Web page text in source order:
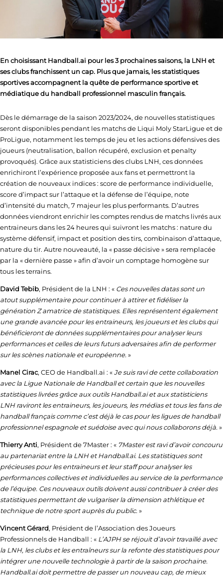
En choisissant Handball.ai pour les 3 prochaines saisons, la LNH et
ses clubs franchissent un cap. Plus que jamais, les statistiques
sportives accompagnent la quête de performance sportive et
médiatique du handball professionnel masculin français.
Dès le démarrage de la saison 2023/2024, de nouvelles statistiques
seront disponibles pendant les matchs de Liqui Moly StarLigue et de
ProLigue, notamment les temps de jeu et les actions défensives des
joueurs (neutralisation, ballon récupéré, exclusion et penalty
provoqués). Grâce aux statisticiens des clubs LNH, ces données
enrichiront l’expérience proposée aux fans et permettront la
création de nouveaux indices : score de performance individuelle,
score d’impact sur l’attaque et la défense de l’équipe, note
d’intensité du match, 7 majeur les plus performants. D’autres
données viendront enrichir les comptes rendus de matchs livrés aux
entraineurs dans les 24 heures qui suivront les matchs : nature du
système défensif, impact et position des tirs, combinaison d’attaque,
nature du tir. Autre nouveauté, la « passe décisive » sera remplacée
par la « dernière passe » afin d’avoir un comptage homogène sur
tous les terrains.
David Tebib, Président de la LNH : « Ces nouvelles datas sont un
atout supplémentaire pour continuer à attirer et fidéliser la
génération Z amatrice de statistiques. Elles représentent également
une grande avancée pour les entraineurs, les joueurs et les clubs qui
bénéficieront de données supplémentaires pour analyser leurs
performances et celles de leurs futurs adversaires afin de performer
sur les scènes nationale et européenne. »
Manel Cirac, CEO de Handball.ai : «Je suis ravi de cette collaboration
avec la Ligue Nationale de Handball et certain que les nouvelles
statistiques livrées grâce aux outils Handball.ai et aux statisticiens
LNH raviront les entraineurs, les joueurs, les médias et tous les fans de
handball français comme c’est déjà le cas pour les ligues de handball
professionnel espagnole et suédoise avec qui nous collaborons déjà. »
Thierry Anti, Président de 7Master : « 7Master est ravi d’avoir concouru
au partenariat entre la LNH et Handball.ai. Les statistiques sont
précieuses pour les entraineurs et leur staff pour analyser les
performances collectives et individuelles au service de la performance
de l’équipe. Ces nouveaux outils doivent aussi contribuer à créer des
statistiques permettant de vulgariser la dimension athlétique et
technique de notre sport auprès du public. »
Vincent Gérard, Président de l’Association des Joueurs
Professionnels de Handball : « L’AJPH se réjouit d’avoir travaillé avec
la LNH, les clubs et les entraîneurs sur la refonte des statistiques pour
intégrer une nouvelle technologie à partir de la saison prochaine.
Handball.ai doit permettre de passer un nouveau cap, de mieux